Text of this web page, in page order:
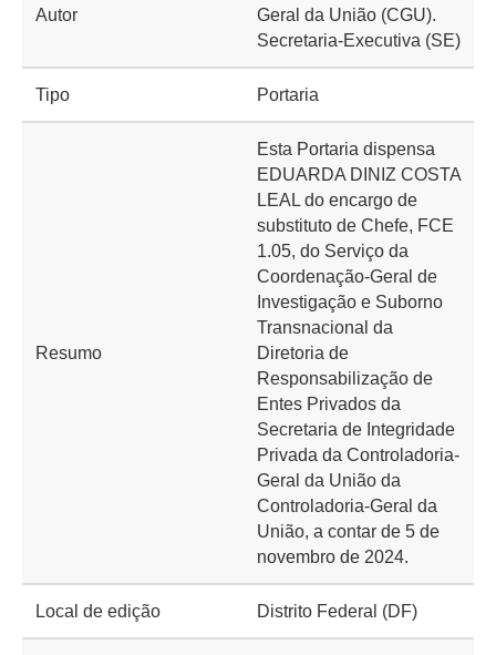
Autor
Geral da União (CGU).
Secretaria-Executiva (SE)
Tipo Portaria
Resumo
Esta Portaria dispensa
EDUARDA DINIZ COSTA
LEAL do encargo de
substituto de Chefe, FCE
1.05, do Serviço da
Coordenação-Geral de
Investigação e Suborno
Transnacional da
Diretoria de
Responsabilização de
Entes Privados da
Secretaria de Integridade
Privada da Controladoria-
Geral da União da
Controladoria-Geral da
União, a contar de 5 de
novembro de 2024.
Local de edição Distrito Federal (DF)